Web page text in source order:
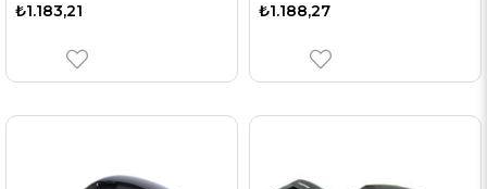
₺1.183,21 ₺1.188,27